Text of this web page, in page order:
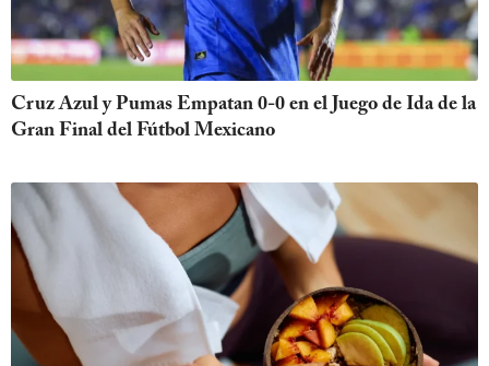
Cruz Azul y Pumas Empatan 0-0 en el Juego de Ida de la
Gran Final del Fútbol Mexicano